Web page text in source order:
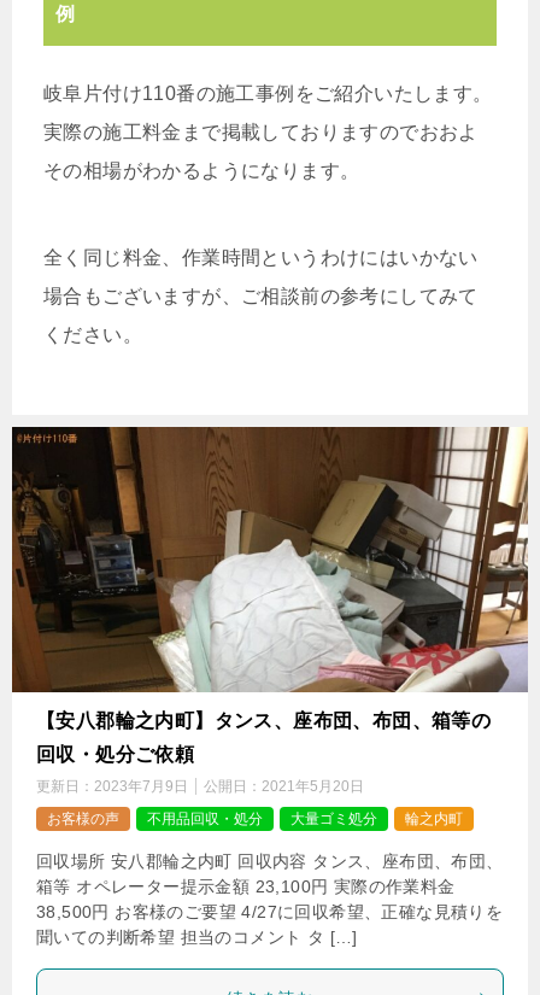
例
岐阜片付け110番の施工事例をご紹介いたします。
実際の施工料金まで掲載しておりますのでおおよ
その相場がわかるようになります。
全く同じ料金、作業時間というわけにはいかない
場合もございますが、ご相談前の参考にしてみて
ください。
【安八郡輪之内町】タンス、座布団、布団、箱等の
回収・処分ご依頼
更新日： 2023年7月9日 公開日： 2021年5月20日
お客様の声
不用品回収・処分 大量ゴミ処分 輪之内町
回収場所 安八郡輪之内町 回収内容 タンス、座布団、布団、
箱等 オペレーター提示金額 23,100円 実際の作業料金
38,500円 お客様のご要望 4/27に回収希望、正確な見積りを
聞いての判断希望 担当のコメント タ […]